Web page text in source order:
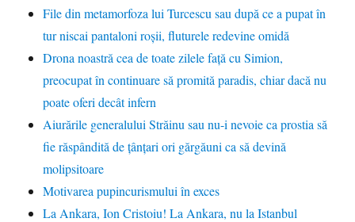
File din metamorfoza lui Turcescu sau după ce a pupat în
tur niscai pantaloni roșii, fluturele redevine omidă
Drona noastră cea de toate zilele față cu Simion,
preocupat în continuare să promită paradis, chiar dacă nu
poate oferi decât infern
Aiurările generalului Străinu sau nu-i nevoie ca prostia să
fie răspândită de țânțari ori gărgăuni ca să devină
molipsitoare
Motivarea pupincurismului în exces
La Ankara, Ion Cristoiu! La Ankara, nu la Istanbul